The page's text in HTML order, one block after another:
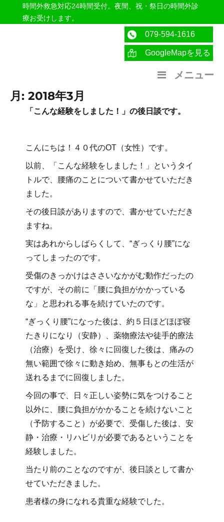
時間外救急対応24時間受付。夜間、祝・祭日の時間外診
療お受けします。
医療法人社団紀洋会 公式サイト
079-594-1616
GoogleMapを見る
メニュー
月: 2018年3月
「こんな経験をしました！」の後日談です。
こんにちは！４０代のOT（女性）です。
以前、「こんな経験をしました！」というタイ
トルで、腰痛のことについて書かせていただき
ました。
その後日談がありますので、書かせていただき
ますね。
実はあれからしばらくして、“ぎっくり腰”にな
ってしまったのです。
受傷のきっかけはささいなかがむ動作だったの
ですが、その前に「腰に負担がかかっている
な」と思われる事を続けていたのです。
“ぎっくり腰”になった後は、約５日ほどほぼ寝
たきりになり（安静）、薬物療法や徒手的療法
（治療）を受け、徐々に回復した後は、痛みの
無い範囲で徐々に動き始め、無事もとの生活が
送れるまでに回復しました。
今回の事で、日々正しい姿勢に気をつけること
以外に、腰に負担がかかることを続けないこと
（予防すること）が必要で、受傷した後は、安
静・治療・リハビリが必要であるということを
経験しました。
当たり前のことなのですが、後日談として書か
せていただきました。
患者様の身になれる貴重な経験でした。